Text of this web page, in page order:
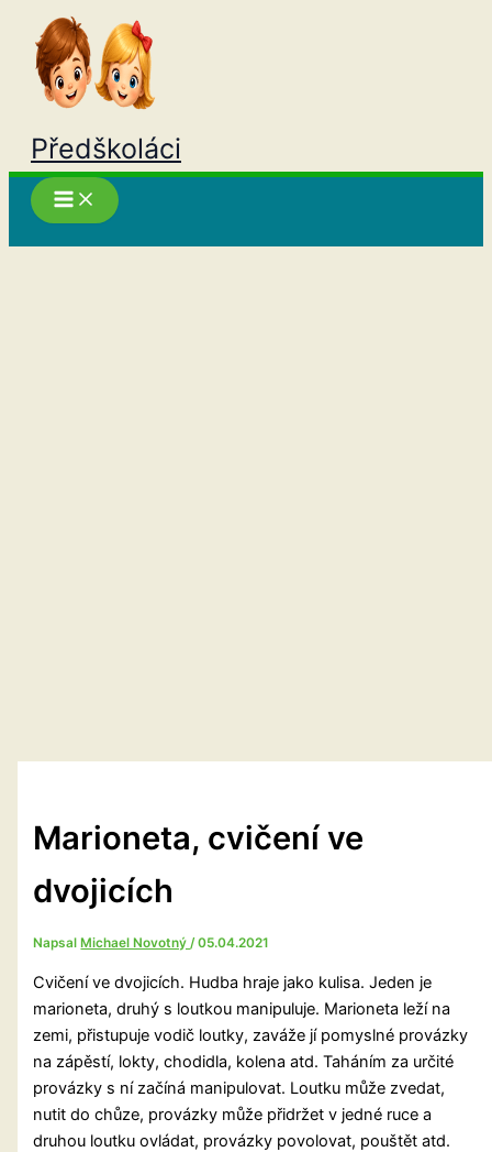
Přeskočit
obsah
Předškoláci
Marioneta, cvičení ve
dvojicích
Napsal Michael Novotný/05.04.2021
Cvičení ve dvojicích. Hudba hraje jako kulisa. Jeden je
marioneta, druhý s loutkou manipuluje. Marioneta leží na
zemi, přistupuje vodič loutky, zaváže jí pomyslné provázky
na zápěstí, lokty, chodidla, kolena atd. Taháním za určité
provázky s ní začíná manipulovat. Loutku může zvedat,
nutit do chůze, provázky může přidržet v jedné ruce a
druhou loutku ovládat, provázky povolovat, pouštět atd.